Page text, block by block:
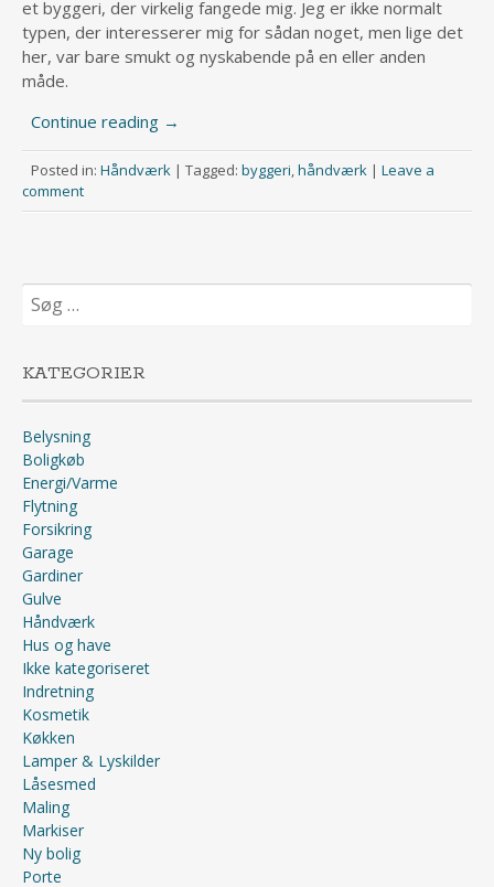
et byggeri, der virkelig fangede mig. Jeg er ikke normalt
typen, der interesserer mig for sådan noget, men lige det
her, var bare smukt og nyskabende på en eller anden
måde.
Continue reading →
Posted in: Håndværk | Tagged: byggeri håndværk | Leave a
comment
Søg
efter:
KATEGORIER
Belysning
Boligkøb
Energi/Varme
Flytning
Forsikring
Garage
Gardiner
Gulve
Håndværk
Hus og have
Ikke kategoriseret
Indretning
Kosmetik
Køkken
Lamper & Lyskilder
Låsesmed
Maling
Markiser
Ny bolig
Porte